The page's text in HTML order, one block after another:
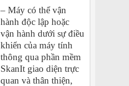
– Máy có thể vận
hành độc lập hoặc
vận hành dưới sự điều
khiển của máy tính
thông qua phần mềm
SkanIt giao diện trực
quan và thân thiện,